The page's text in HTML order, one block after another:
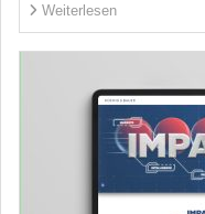
Weiterlesen